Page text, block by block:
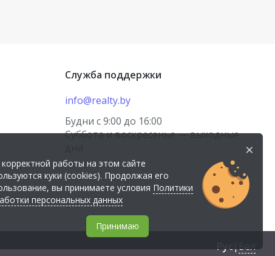
Служба поддержки
info@realty.by
Будни с 9:00 до 16:00
Суббота и воскресенье — выходные
Рус|Бел
×
работы на этом сайте
куки (cookies). Продолжая его
вы принимаете условия Политики
персональных данных
Принимаю